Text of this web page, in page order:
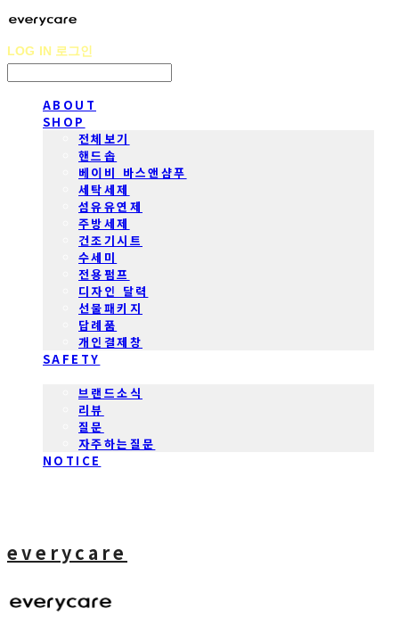
LOG IN 로그인
ABOUT
SHOP
전체보기
핸드솝
베이비 바스앤샴푸
세탁세제
섬유유연제
주방세제
건조기시트
수세미
전용펌프
디자인 달력
선물패키지
답례품
개인결제창
SAFETY
브랜드소식
리뷰
질문
자주하는질문
NOTICE
everycare